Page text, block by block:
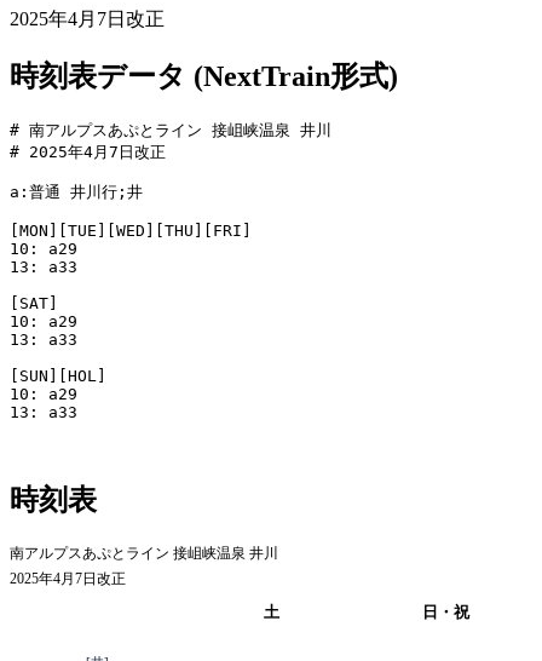
2025年4月7日改正
時刻表データ (NextTrain形式)
# 南アルプスあぷとライン 接岨峡温泉 井川
# 2025年4月7日改正
a:普通 井川行;井
[MON][TUE][WED][THU][FRI]
10: a29
13: a33
[SAT]
10: a29
13: a33
[SUN][HOL]
10: a29
13: a33
時刻表
南アルプスあぷとライン 接岨峡温泉 井川
2025年4月7日改正
土 日・祝